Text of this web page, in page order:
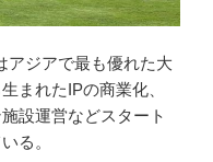
アジアで最も優れた大
まれたIPの商業化、
設運営などスタート
る。